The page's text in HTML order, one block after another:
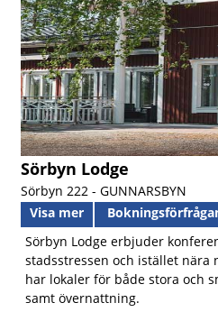
Sörbyn Lodge
Sörbyn 222 - GUNNARSBYN
Visa mer
Sörbyn Lodge erbjuder
stadsstressen och istället nära
har lokaler för både stora och
samt övernattning.